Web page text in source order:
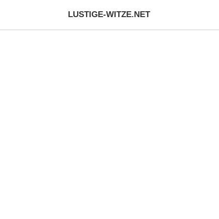
LUSTIGE-WITZE.NET